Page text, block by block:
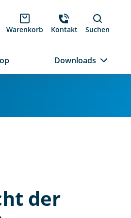
Warenkorb Kontakt Suchen
Downloads
der